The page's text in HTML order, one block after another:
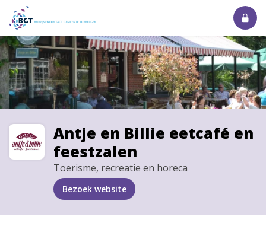
Antje en Billie eetcafé en
feestzalen
Toerisme, recreatie en horeca
Bezoek website